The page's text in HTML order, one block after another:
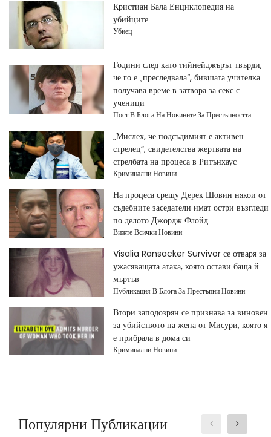
Кристиан Бала Енциклопедия на
убийците
Убиец
Години след като тийнейджърът твърди,
че го е „преследвала“, бившата учителка
получава време в затвора за секс с
ученици
Пост В Блога На Новините За Престъпността
„Мислех, че подсъдимият е активен
стрелец“, свидетелства жертвата на
стрелбата на процеса в Ритънхаус
Криминални Новини
На процеса срещу Дерек Шовин някои от
съдебните заседатели имат остри възгледи
по делото Джордж Флойд
Вижте Всички Новини
Visalia Ransacker Survivor се отваря за
ужасяващата атака, която остави баща й
мъртъв
Публикация В Блога За Престъпни Новини
Втори заподозрян се признава за виновен
за убийството на жена от Мисури, която я
е прибрала в дома си
Криминални Новини
Популярни Публикации